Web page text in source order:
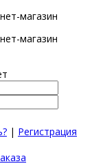
магазин
магазин
| Регистрация